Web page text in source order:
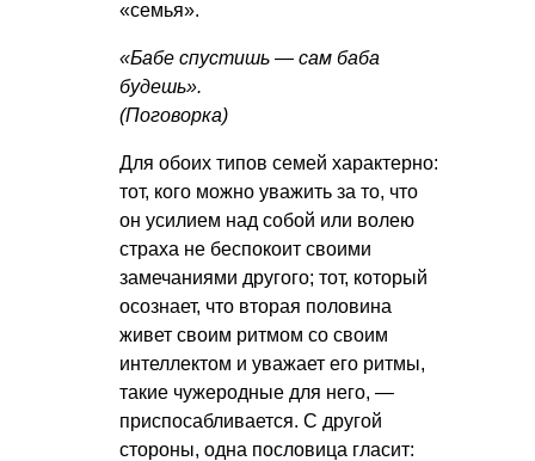
«семья».
«Бабе спустишь — сам баба
будешь».
(Поговорка)
Для обоих типов семей характерно:
тот, кого можно уважить за то, что
он усилием над собой или волею
страха не беспокоит своими
замечаниями другого; тот, который
осознает, что вторая половина
живет своим ритмом со своим
интеллектом и уважает его ритмы,
такие чужеродные для него, —
приспосабливается. С другой
стороны, одна пословица гласит: